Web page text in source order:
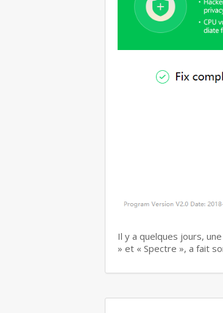
Il y a quelques jours,
» et « Spectre », a fait